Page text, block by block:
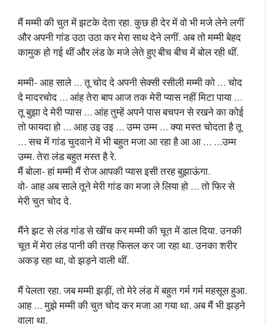
मैं मम्मी की चुत में झटके देता रहा. कुछ ही देर में वो भी मजे लेने लगीं
और अपनी गांड उठा उठा कर मेरा साथ देने लगीं. अब तो मम्मी बेहद
कामुक हो गई थीं और लंड के मजे लेते हुए बीच बीच में बोल रही थीं.
मम्मी- आह साले … तू चोद दे अपनी सेक्सी रसीली मम्मी को … चोद
दे मादरचोद … आंह तेरा बाप आज तक मेरी प्यास नहीं मिटा पाया …
तू बुझा दे मेरी प्यास … आंह तुम्हें अपने पास बचपन से रखने का कोई
तो फायदा हो … आह उइ उइ … उम्म उम्म … क्या मस्त चोदता है तू
… सच में गांड चुदवाने में भी बहुत मजा आ रहा है आ आ … …उम्म
उम्म. तेरा लंड बहुत मस्त है रे.
मैं बोला- हां मम्मी मैं रोज आपकी प्यास इसी तरह बुझाऊंगा.
वो- आह अब साले तूने मेरी गांड का मजा ले लिया हो … तो फिर से
मेरी चुत चोद दे.
मैंने झट से लंड गांड से खींच कर मम्मी की चूत में डाल दिया. उनकी
चूत में मेरा लंड पानी की तरह फिसल कर जा रहा था. उनका शरीर
अकड़ रहा था, वो झड़ने वाली थीं.
मैं पेलता रहा. जब मम्मी झड़ीं, तो मेरे लंड में बहुत गर्म गर्म महसूस हुआ.
आह … मुझे मम्मी की चुत चोद कर मजा आ गया था. अब मैं भी झड़ने
वाला था.